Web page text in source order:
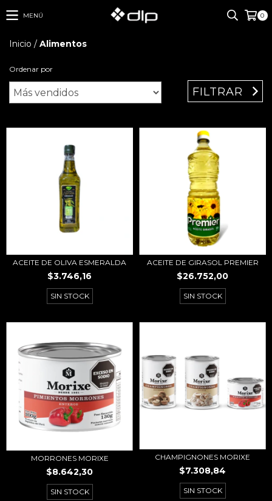
MENÚ 0
Inicio / Alimentos
Ordenar por
FILTRAR
ACEITE DE OLIVA ESMERALDA
$3.746,16
SIN STOCK
ACEITE DE GIRASOL PREMIER
$26.752,00
SIN STOCK
MORRONES MORIXE
$8.642,30
SIN STOCK
CHAMPIGNONES MORIXE
$7.308,84
SIN STOCK